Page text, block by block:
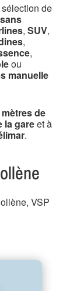
de
, SUV,
,
,
ou
manuelle
mètres de
la gareet à
.
VSP